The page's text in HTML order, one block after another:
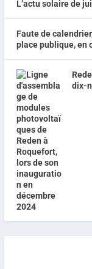
L’actu solaire de
Faute de
place publique, en
dix-